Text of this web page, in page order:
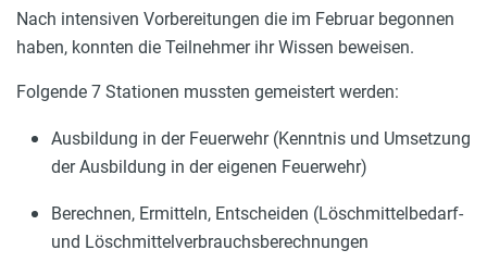
Nach intensiven Vorbereitungen die im Februar begonnen
haben, konnten die Teilnehmer ihr Wissen beweisen.
Folgende 7 Stationen mussten gemeistert werden:
Ausbildung in der Feuerwehr (Kenntnis und Umsetzung
der Ausbildung in der eigenen Feuerwehr)
Berechnen, Ermitteln, Entscheiden (Löschmittelbedarf-
und Löschmittelverbrauchsberechnungen